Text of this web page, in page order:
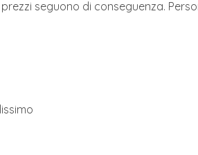
seguono di conseguenza.